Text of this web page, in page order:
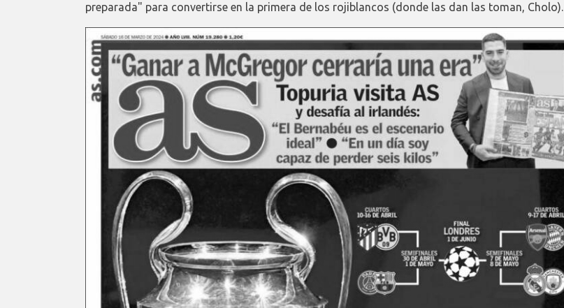
preparada" para convertirse en la primera de los rojiblancos (donde las dan las toman, Cholo).